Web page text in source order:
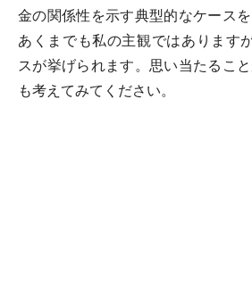
金の関係性を示す典型的なケースを
あくまでも私の主観ではあります
スが挙げられます。思い当たるこ
も考えてみてください。